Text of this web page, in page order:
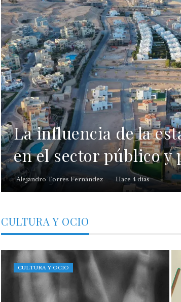
La influencia de la
en el sector público y
Alejandro Torres Fernández Hace 4 días
CULTURA Y OCIO
CULTURA Y OCIO